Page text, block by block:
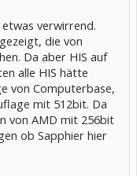
verwirrend.
die von
Da aber HIS auf
alle HIS hätte
von Computerbase,
mit 512bit. Da
von AMD mit 256bit
ob Sapphier hier